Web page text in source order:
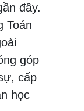
đây.
Toán
góp
cấp
học